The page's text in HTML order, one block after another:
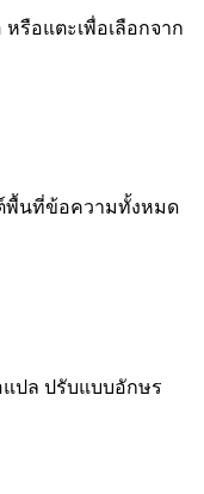
หรือแตะเพื่อเลือกจาก
พื้นที่ข้อความทั้งหมด
ปล ปรับแบบอักษร